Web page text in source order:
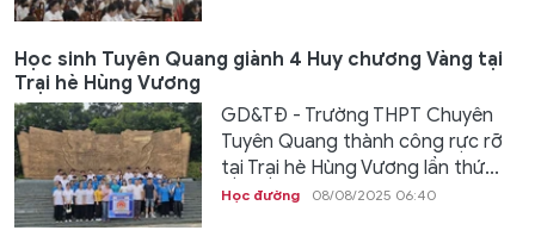
Học sinh Tuyên Quang giành 4 Huy chương Vàng tại
Trại hè Hùng Vương
GD&TĐ - Trường THPT Chuyên
Tuyên Quang thành công rực rỡ
tại Trại hè Hùng Vương lần thứ...
Học đường 08/08/2025 06:40